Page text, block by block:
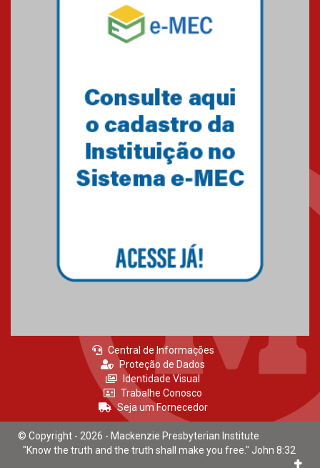
Mackenzie mobiliza campanha
solidária para apoiar famílias em
Minas Gerais
Primeiro culto do ano ressalta o
27.02.2026
Central de Informações
Proteção de Dados
Identidade Visual
Trabalhe Conosco
Seja um Fornecedor
© Copyright - 2026 - Mackenzie Presbyterian Institute
"Know the truth and the truth shall make you free." John 8:32